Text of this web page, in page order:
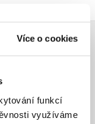
Více o cookies
funkcí
využíváme